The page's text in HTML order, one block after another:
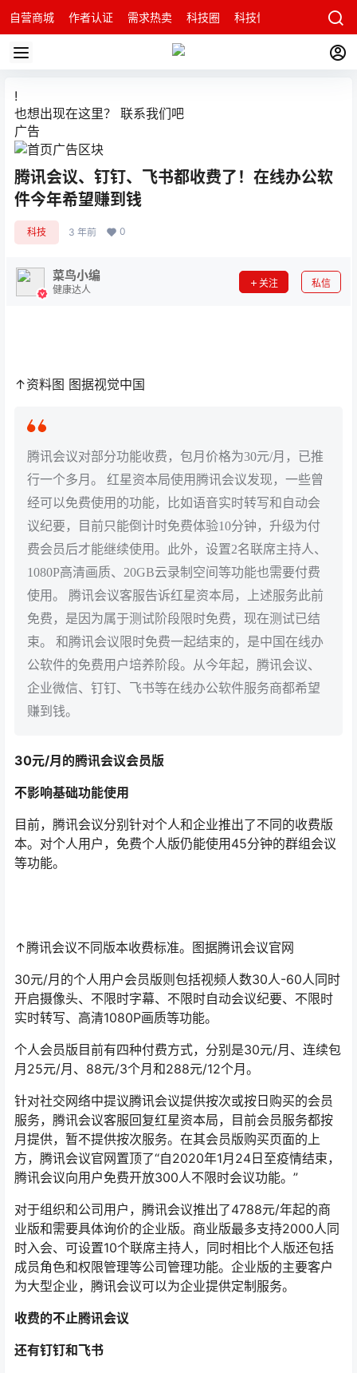
自营商城 作者认证 需求热卖 科技圈 科技快讯 智能科技问
!
也想出现在这里？ 联系我们吧
广告
腾讯会议、钉钉、飞书都收费了！在线办公软
件今年希望赚到钱
科技 3 年前 0
菜鸟小编
健康达人
关注 私信
↑资料图 图据视觉中国
腾讯会议对部分功能收费，包月价格为30元/月，已推
行一个多月。 红星资本局使用腾讯会议发现，一些曾
经可以免费使用的功能，比如语音实时转写和自动会
议纪要，目前只能倒计时免费体验10分钟，升级为付
费会员后才能继续使用。此外，设置2名联席主持人、
1080P高清画质、20GB云录制空间等功能也需要付费
使用。 腾讯会议客服告诉红星资本局，上述服务此前
免费，是因为属于测试阶段限时免费，现在测试已结
束。 和腾讯会议限时免费一起结束的，是中国在线办
公软件的免费用户培养阶段。从今年起，腾讯会议、
企业微信、钉钉、飞书等在线办公软件服务商都希望
赚到钱。
30元/月的腾讯会议会员版
不影响基础功能使用
目前，腾讯会议分别针对个人和企业推出了不同的收费版
本。对个人用户，免费个人版仍能使用45分钟的群组会议
等功能。
↑腾讯会议不同版本收费标准。图据腾讯会议官网
30元/月的个人用户会员版则包括视频人数30人-60人同时
开启摄像头、不限时字幕、不限时自动会议纪要、不限时
实时转写、高清1080P画质等功能。
个人会员版目前有四种付费方式，分别是30元/月、连续包
月25元/月、88元/3个月和288元/12个月。
针对社交网络中提议腾讯会议提供按次或按日购买的会员
服务，腾讯会议客服回复红星资本局，目前会员服务都按
月提供，暂不提供按次服务。在其会员版购买页面的上
方，腾讯会议官网置顶了“自2020年1月24日至疫情结束，
腾讯会议向用户免费开放300人不限时会议功能。”
对于组织和公司用户，腾讯会议推出了4788元/年起的商
业版和需要具体询价的企业版。商业版最多支持2000人同
时入会、可设置10个联席主持人，同时相比个人版还包括
成员角色和权限管理等公司管理功能。企业版的主要客户
为大型企业，腾讯会议可以为企业提供定制服务。
收费的不止腾讯会议
还有钉钉和飞书